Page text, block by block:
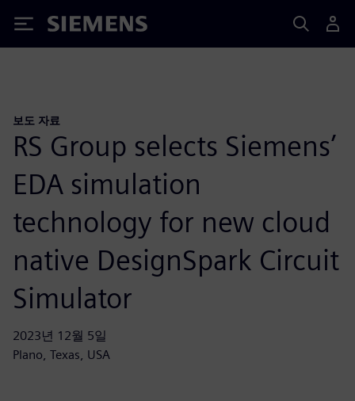
Siemens
보도 자료
RS Group selects Siemens’
EDA simulation
technology for new cloud
native DesignSpark Circuit
Simulator
2023년 12월 5일
Plano, Texas, USA